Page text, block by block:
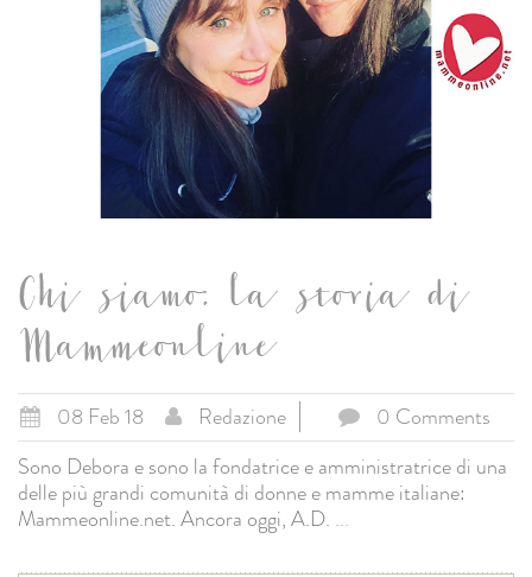
Chi siamo: la storia di
Mammeonline
08 Feb 18 Redazione
0 Comments
Sono Debora e sono la fondatrice e amministratrice di una
delle più grandi comunità di donne e mamme italiane:
Mammeonline.net. Ancora oggi, A.D. ...